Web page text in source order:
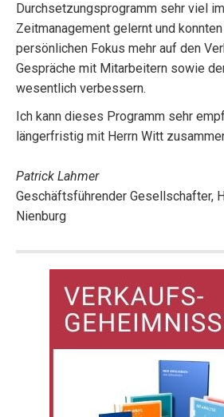
Durchsetzungsprogramm sehr viel
Zeitmanagement gelernt und
persönlichen Fokus mehr auf den
Gespräche mit Mitarbeitern sowie
wesentlich verbessern.
Ich kann dieses Programm sehr
längerfristig mit Herrn Witt
Patrick Lahmer
Geschäftsführender Gesellschafter,
Nienburg